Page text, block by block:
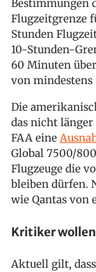
Bestimmungen
Flugzeitgrenze
Stunden
10-Stunden-
60 Minuten
von mindestens
Die
das nicht
FAA eine
Global 7500/
Flugzeuge die
bleiben dürfen.
wie Qantas von
Kritiker
Aktuell gilt,